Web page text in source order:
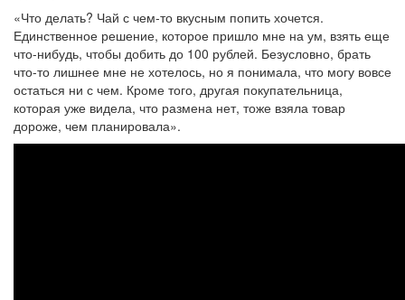
«Что делать? Чай с чем-то вкусным попить хочется.
Единственное решение, которое пришло мне на ум, взять еще
что-нибудь, чтобы добить до 100 рублей. Безусловно, брать
что-то лишнее мне не хотелось, но я понимала, что могу вовсе
остаться ни с чем. Кроме того, другая покупательница,
которая уже видела, что размена нет, тоже взяла товар
дороже, чем планировала».